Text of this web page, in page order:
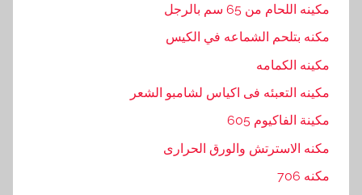
ة
,
م
,
مكينه اللحام من 65 سم بالرجل
مكنه بتلحم الشماعه في الكيس
مكينه الكمامه
مكينه التعبئه فى اكياس لشامبو الشعر
مكينة الفاكيوم 605
مكنه الاسترتش والورق الحرارى
مكنه 706